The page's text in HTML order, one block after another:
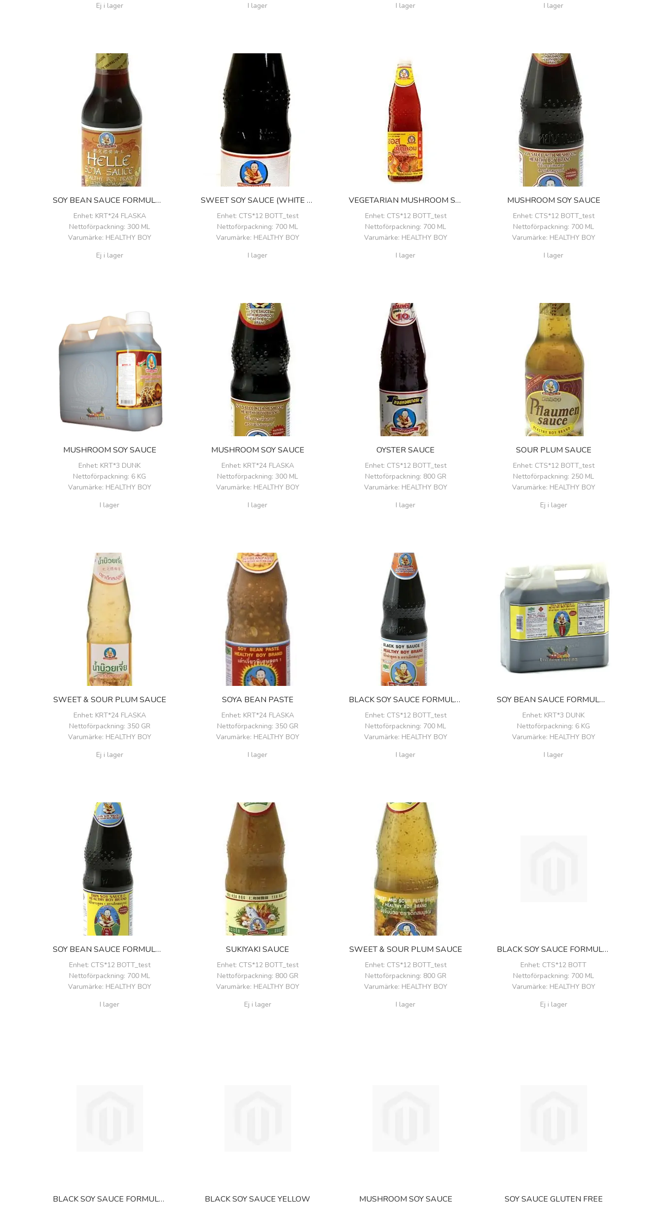
Ej i lager
I lager
I lager
I lager
SOY BEAN SAUCE FORMULA 1
Enhet: KRT*24 FLASKA
Nettoförpackning: 300 ML
Varumärke: HEALTHY BOY
Ej i lager
SWEET SOY SAUCE (WHITE LABEL)
Enhet: CTS*12 BOTT_test
Nettoförpackning: 700 ML
Varumärke: HEALTHY BOY
I lager
VEGETARIAN MUSHROOM SOY SAUCE
Enhet: CTS*12 BOTT_test
Nettoförpackning: 700 ML
Varumärke: HEALTHY BOY
I lager
MUSHROOM SOY SAUCE
Enhet: CTS*12 BOTT_test
Nettoförpackning: 700 ML
Varumärke: HEALTHY BOY
I lager
MUSHROOM SOY SAUCE
Enhet: KRT*3 DUNK
Nettoförpackning: 6 KG
Varumärke: HEALTHY BOY
I lager
MUSHROOM SOY SAUCE
Enhet: KRT*24 FLASKA
Nettoförpackning: 300 ML
Varumärke: HEALTHY BOY
I lager
OYSTER SAUCE
Enhet: CTS*12 BOTT_test
Nettoförpackning: 800 GR
Varumärke: HEALTHY BOY
I lager
SOUR PLUM SAUCE
Enhet: CTS*12 BOTT_test
Nettoförpackning: 250 ML
Varumärke: HEALTHY BOY
Ej i lager
SWEET & SOUR PLUM SAUCE
Enhet: KRT*24 FLASKA
Nettoförpackning: 350 GR
Varumärke: HEALTHY BOY
Ej i lager
SOYA BEAN PASTE
Enhet: KRT*24 FLASKA
Nettoförpackning: 350 GR
Varumärke: HEALTHY BOY
I lager
BLACK SOY SAUCE FORMULA 5
Enhet: CTS*12 BOTT_test
Nettoförpackning: 700 ML
Varumärke: HEALTHY BOY
I lager
SOY BEAN SAUCE FORMULA 1
Enhet: KRT*3 DUNK
Nettoförpackning: 6 KG
Varumärke: HEALTHY BOY
I lager
SOY BEAN SAUCE FORMULA 1
Enhet: CTS*12 BOTT_test
Nettoförpackning: 700 ML
Varumärke: HEALTHY BOY
I lager
SUKIYAKI SAUCE
Enhet: CTS*12 BOTT_test
Nettoförpackning: 800 GR
Varumärke: HEALTHY BOY
Ej i lager
SWEET & SOUR PLUM SAUCE
Enhet: CTS*12 BOTT_test
Nettoförpackning: 800 GR
Varumärke: HEALTHY BOY
I lager
BLACK SOY SAUCE FORMULA 3
Enhet: CTS*12 BOTT
Nettoförpackning: 700 ML
Varumärke: HEALTHY BOY
Ej i lager
BLACK SOY SAUCE FORMULA 4 BLACK SOY SAUCE YELLOW MUSHROOM SOY SAUCE SOY SAUCE GLUTEN FREE